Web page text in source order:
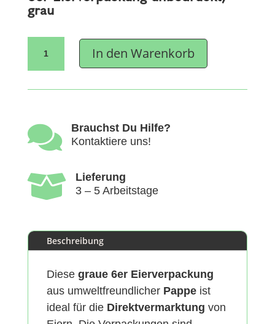
grau
Eierverpackung
Stk.
In den Warenkorb

Brauchst Du Hilfe?
Kontaktiere uns!

Lieferung
3 – 5 Arbeitstage
Beschreibung
Diese graue 6er Eierverpackung
aus umweltfreundlicher Pappeist
ideal für die Direktvermarktung von